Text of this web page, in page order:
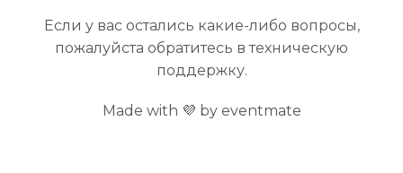
Если у вас остались какие-либо вопросы,
пожалуйста обратитесь в техническую
поддержку.
Made with 💜 by eventmate